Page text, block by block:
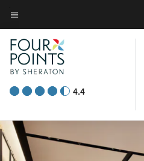
Skip
to
main
content
菜单文本
4.4